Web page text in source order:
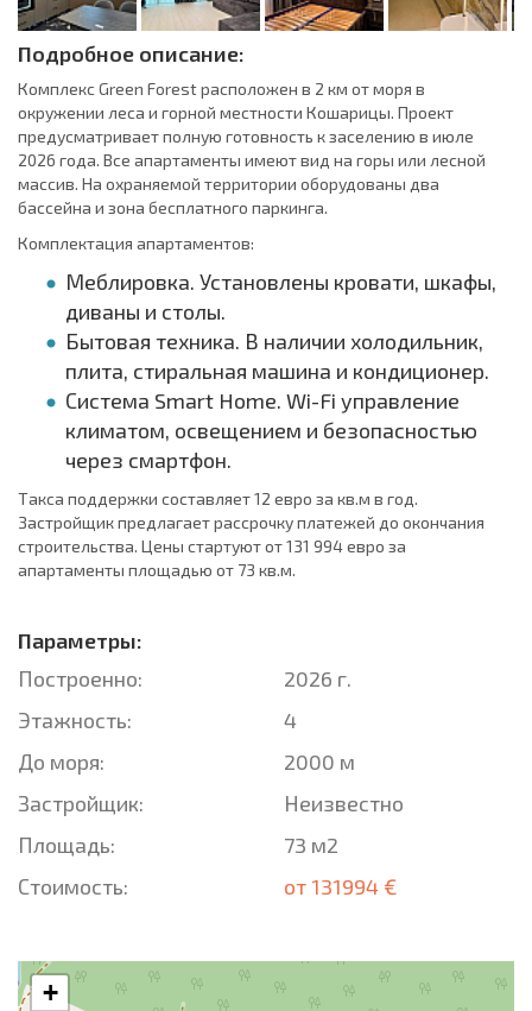
Подробное описание:
Комплекс Green Forest расположен в 2 км от моря в
окружении леса и горной местности Кошарицы. Проект
предусматривает полную готовность к заселению в июле
2026 года. Все апартаменты имеют вид на горы или лесной
массив. На охраняемой территории оборудованы два
бассейна и зона бесплатного паркинга.
Комплектация апартаментов:
Меблировка. Установлены кровати, шкафы,
диваны и столы.
Бытовая техника. В наличии холодильник,
плита, стиральная машина и кондиционер.
Система Smart Home. Wi-Fi управление
климатом, освещением и безопасностью
через смартфон.
Такса поддержки составляет 12 евро за кв.м в год.
Застройщик предлагает рассрочку платежей до окончания
строительства. Цены стартуют от 131 994 евро за
апартаменты площадью от 73 кв.м.
Параметры:
Построенно:
2026 г.
Этажность:
4
До моря:
2000 м
Застройщик:
Неизвестно
Площадь:
73 м2
Стоимость:
от 131994 €
+